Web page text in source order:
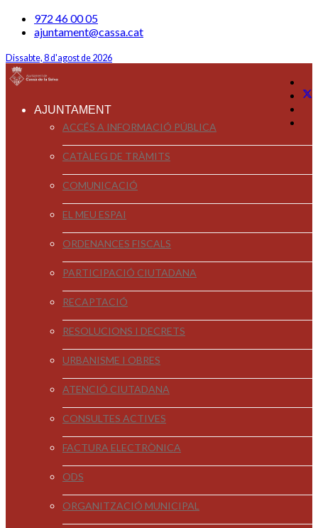
972 46 00 05
ajuntament@cassa.cat
Dissabte, 8 d'agost de 2026
AJUNTAMENT
ACCÉS A INFORMACIÓ PÚBLICA
CATÀLEG DE TRÀMITS
COMUNICACIÓ
EL MEU ESPAI
ORDENANCES FISCALS
PARTICIPACIÓ CIUTADANA
RECAPTACIÓ
RESOLUCIONS I DECRETS
URBANISME I OBRES
ATENCIÓ CIUTADANA
CONSULTES ACTIVES
FACTURA ELECTRÒNICA
ODS
ORGANITZACIÓ MUNICIPAL